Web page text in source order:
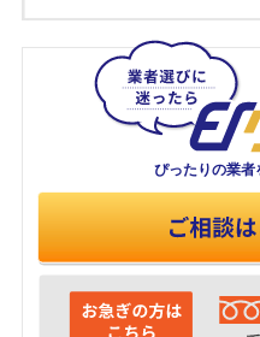
ぴったりの業者